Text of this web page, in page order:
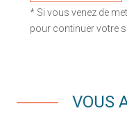
* Si vous venez de
pour continuer votre
VOUS